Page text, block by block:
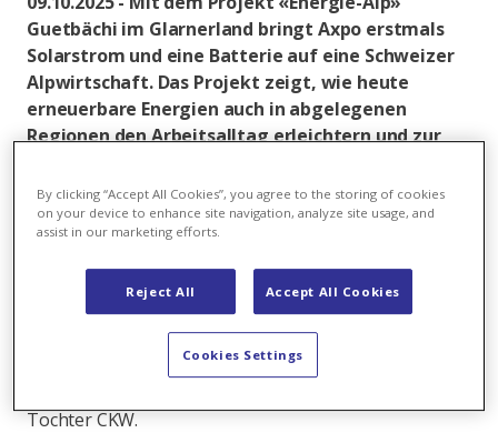
Guetbächi im Glarnerland bringt Axpo erstmals
Solarstrom und eine Batterie auf eine Schweizer
Alpwirtschaft. Das Projekt zeigt, wie heute
erneuerbare Energien auch in abgelegenen
Regionen den Arbeitsalltag erleichtern und zur
Mit dem Projekt «Energie-Alp» bringt Axpo die
Energiewende auf die Schweizer Alpen. Gemeinsam
Hefti wurde auf der Mittelstaffel der Alp Guetbächi
eine Photovoltaikanlage mit Batteriespeicher
installiert. Über einen eigens verlegten Kabelzug wird
auch die höhergelegene Oberstaffel mit Solarstrom
Tochter CKW.
By clicking “Accept All Cookies”, you agree to the storing of cookies
on your device to enhance site navigation, analyze site usage, and
assist in our marketing efforts.
Reject All Accept All Cookies
Cookies Settings